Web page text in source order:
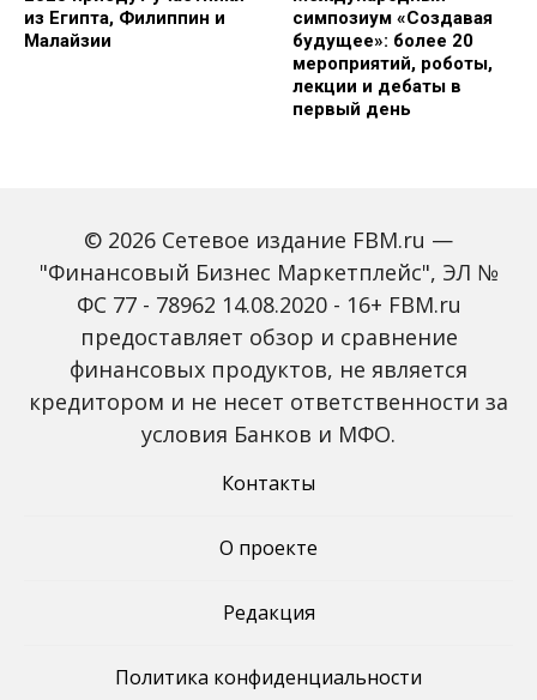
из Египта, Филиппин и
Малайзии
симпозиум «Создавая
будущее»: более 20
мероприятий, роботы,
лекции и дебаты в
первый день
Зарплаты вырастут,
банки включат защиту
от мошенников: какие
новые законы ждут
россиян с октября
Россиян предупредили
мошенников на фоне
снижения ключевой
ставки
© 2026 Сетевое издание FBM.ru —
"Финансовый Бизнес Маркетплейс", ЭЛ №
ФС 77 - 78962 14.08.2020 - 16+ FBM.ru
предоставляет обзор и сравнение
финансовых продуктов, не является
кредитором и не несет ответственности за
условия Банков и МФО.
Контакты
О проекте
Редакция
Политика конфиденциальности